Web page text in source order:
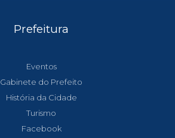
Prefeitura
Eventos
Gabinete do Prefeito
História da Cidade
Turismo
Facebook